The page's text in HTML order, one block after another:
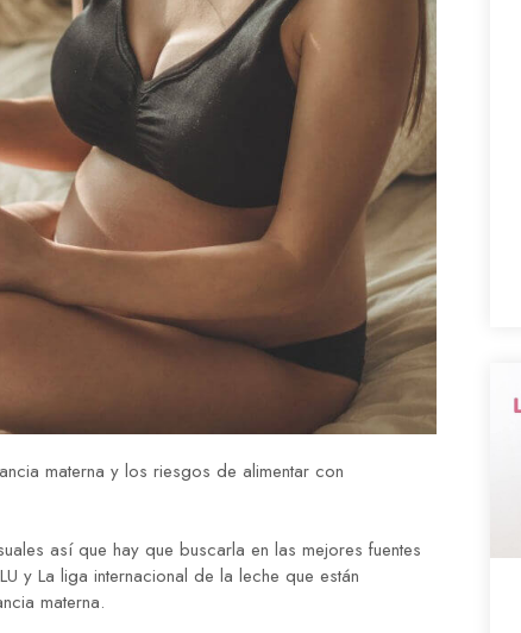
materna y los riesgos de alimentar con
así que hay que buscarla en las mejores fuentes
y La liga internacional de la leche que están
materna.